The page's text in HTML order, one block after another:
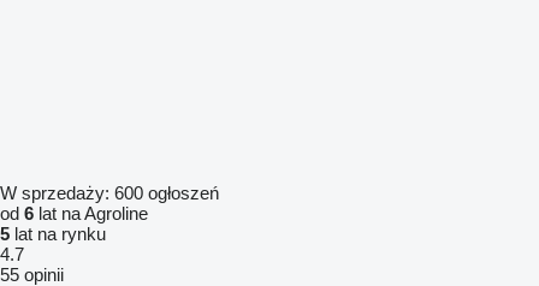
W sprzedaży: 600 ogłoszeń
od 6 lat na Agroline
5 lat na rynku
4.7
55 opinii